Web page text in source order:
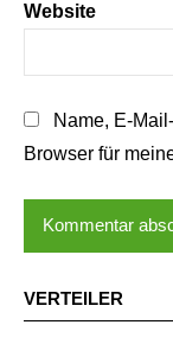
Website
Name, E-
Browser für
VERTEILER